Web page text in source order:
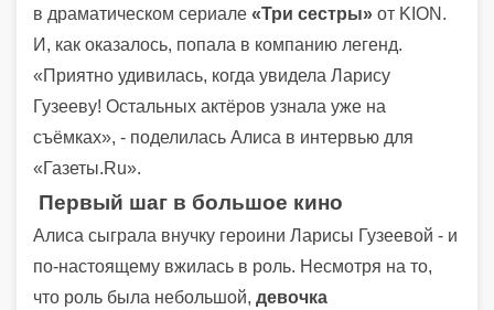
в драматическом сериале «Три сестры» от KION.
И, как оказалось, попала в компанию легенд.
«Приятно удивилась, когда увидела Ларису
Гузееву! Остальных актёров узнала уже на
съёмках», - поделилась Алиса в интервью для
«Газеты.Ru».
Первый шаг в большое кино
Алиса сыграла внучку героини Ларисы Гузеевой - и
по-настоящему вжилась в роль. Несмотря на то,
что роль была небольшой, девочка